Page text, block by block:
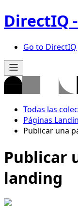
DirectIQ
Go to DirectIQ
Todas las
Páginas
Publicar una
Publicar
landing